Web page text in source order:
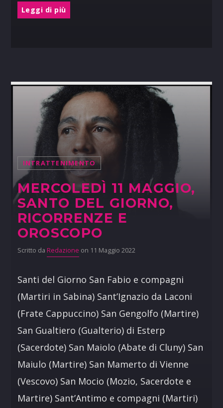
Leggi di più
INTRATTENIMENTO
MERCOLEDÌ 11 MAGGIO,
SANTO DEL GIORNO,
RICORRENZE E
OROSCOPO
Scritto da Redazione on 11 Maggio 2022
Santi del Giorno San Fabio e compagni
(Martiri in Sabina) Sant’Ignazio da Laconi
(Frate Cappuccino) San Gengolfo (Martire)
San Gualtiero (Gualterio) di Esterp
(Sacerdote) San Maiolo (Abate di Cluny) San
Maiulo (Martire) San Mamerto di Vienne
(Vescovo) San Mocio (Mozio, Sacerdote e
Martire) Sant’Antimo e compagni (Martiri)